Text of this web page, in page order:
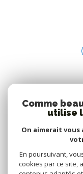
Comme
utilise
On aimerait
En poursuivant,
cookies par ce site,